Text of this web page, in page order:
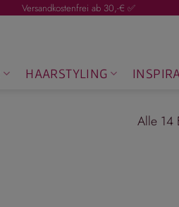
Versandkostenfrei ab 30,-€ ✅
HAARSTYLING
Alle 14